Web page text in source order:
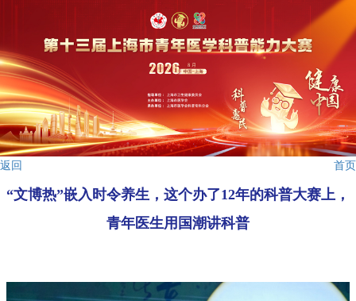
返回
首页
“文博热”嵌入时令养生，这个办了12年的科普大赛上，
青年医生用国潮讲科普